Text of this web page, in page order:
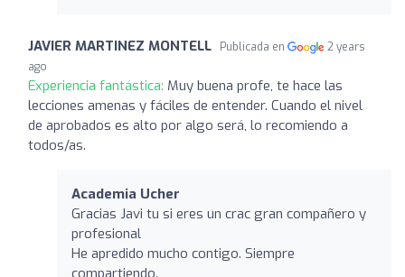
JAVIER MARTINEZ MONTELL Publicada en
2 years
ago
Experiencia fantástica: Muy buena profe, te hace las
lecciones amenas y fáciles de entender. Cuando el nivel
de aprobados es alto por algo será, lo recomiendo a
todos/as.
Academia Ucher
Gracias Javi tu si eres un crac gran compañero y
profesional
He apredido mucho contigo. Siempre
compartiendo.